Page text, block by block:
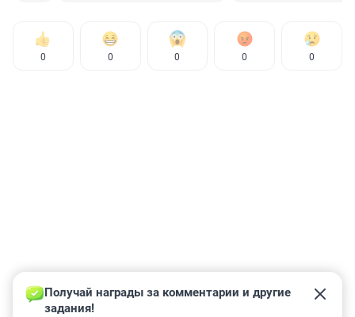
0 0 0 0 0
Получай награды за комментарии и другие
задания!